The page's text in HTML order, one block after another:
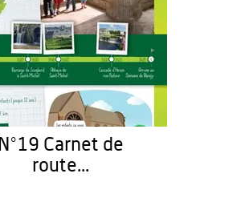
N°19 Carnet de
route...